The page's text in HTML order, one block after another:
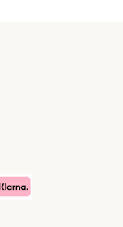
Method
Method
Payment Method